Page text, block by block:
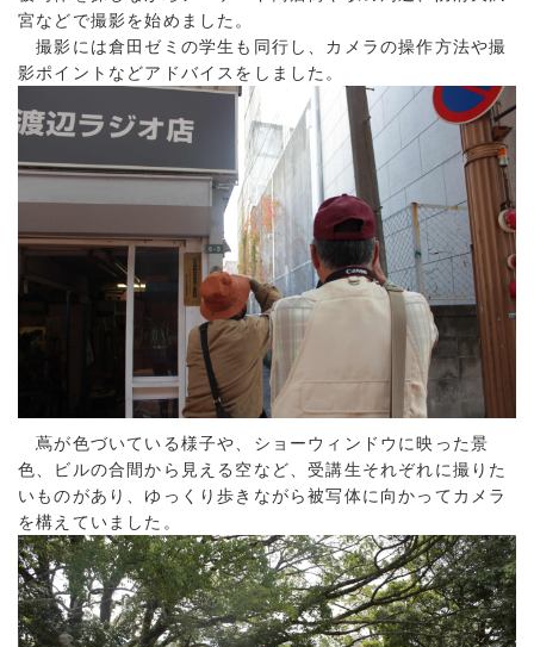
宮などで撮影を始めました。
撮影には倉田ゼミの学生も同行し、カメラの操作方法や撮
影ポイントなどアドバイスをしました。
蔦が色づいている様子や、ショーウィンドウに映った景
色、ビルの合間から見える空など、受講生それぞれに撮りた
いものがあり、ゆっくり歩きながら被写体に向かってカメラ
を構えていました。